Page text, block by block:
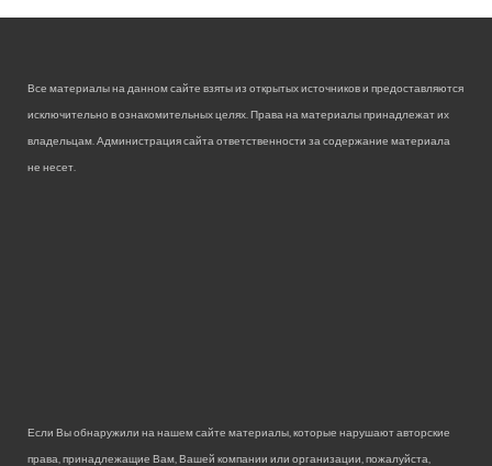
Все материалы на данном сайте взяты из открытых источников и предоставляются
исключительно в ознакомительных целях. Права на материалы принадлежат их
владельцам. Администрация сайта ответственности за содержание материала
не несет.
Если Вы обнаружили на нашем сайте материалы, которые нарушают авторские
права, принадлежащие Вам, Вашей компании или организации, пожалуйста,